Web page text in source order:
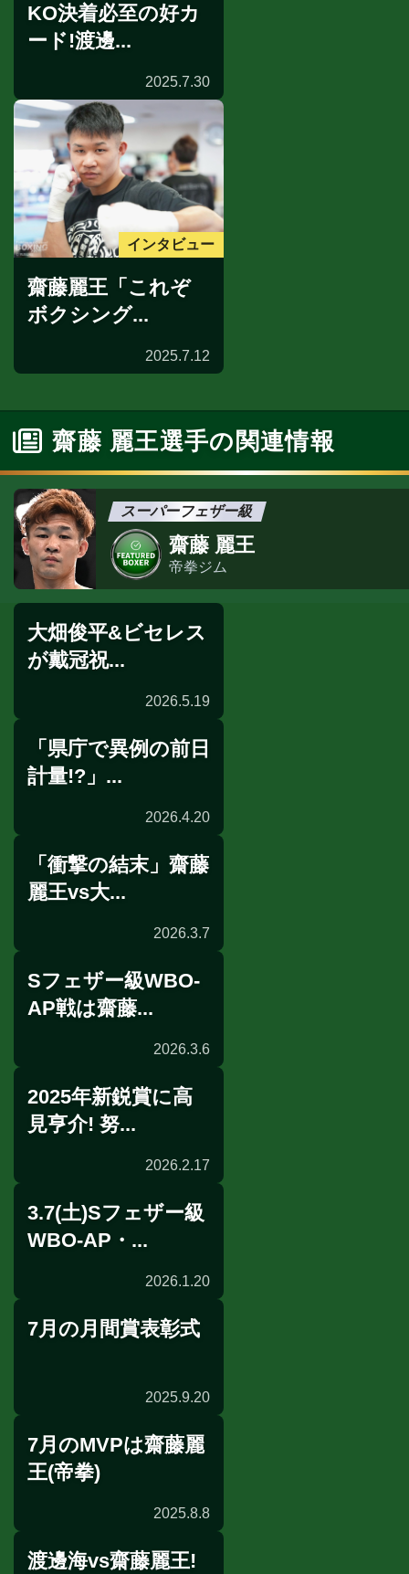
KO決着必至の好カ
ード!渡邊...
2025.7.30
インタビュー
齋藤麗王「これぞ
ボクシング...
2025.7.12
齋藤 麗王選手の関連情報
スーパーフェザー級
齋藤 麗王
帝拳ジム
祝勝会
大畑俊平&ビセレス
が戴冠祝...
2026.5.19
表敬訪問
「県庁で異例の前日
計量!?」...
2026.4.20
試合後談話
「衝撃の結末」齋藤
麗王vs大...
2026.3.7
前日計量
Sフェザー級WBO-
AP戦は齋藤...
2026.3.6
年間表彰式
2025年新鋭賞に高
見亨介! 努...
2026.2.17
試合日程
3.7(土)Sフェザー級
WBO-AP・...
2026.1.20
表彰式
7月の月間賞表彰式
2025.9.20
月間賞
7月のMVPは齋藤麗
王(帝拳)
2025.8.8
渡邊海vs齋藤麗王!